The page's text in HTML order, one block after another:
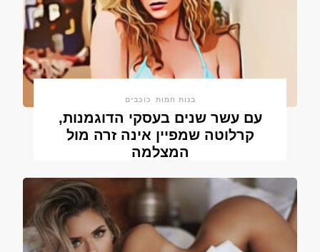
בנות חמות כוכבים
עם עשר שנים בעסקי הדוגמנות,
קרלוטה שמפיין אינה זרה מול
המצלמה